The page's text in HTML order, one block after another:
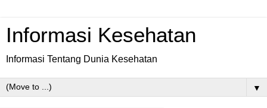
Informasi Kesehatan
Informasi Tentang Dunia Kesehatan
▼